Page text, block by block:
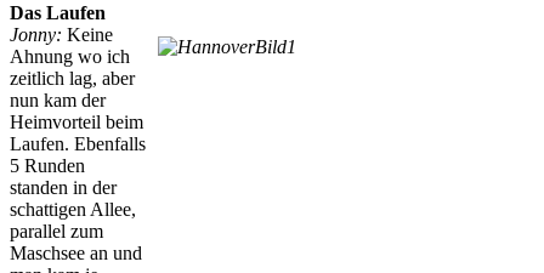
Das Laufen
Jonny: Keine
Ahnung wo ich
zeitlich lag, aber
nun kam der
Heimvorteil beim
Laufen. Ebenfalls
5 Runden
standen in der
schattigen Allee,
parallel zum
Maschsee an und